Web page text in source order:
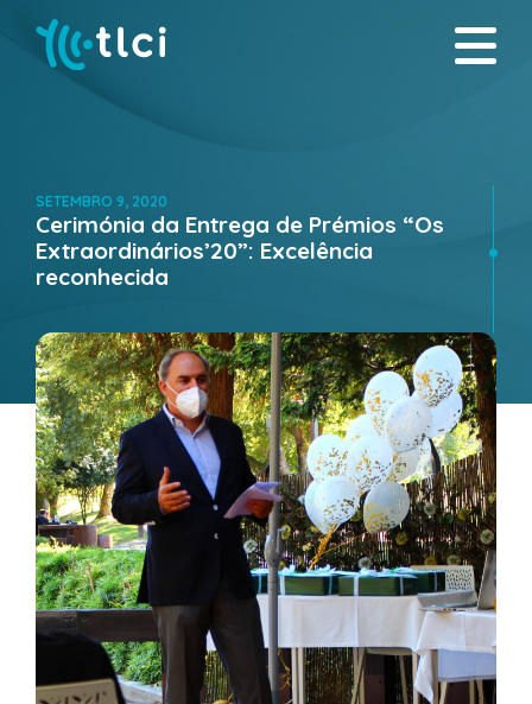
SETEMBRO 9, 2020
Cerimónia da Entrega de Prémios “Os
Extraordinários’20”: Excelência
reconhecida